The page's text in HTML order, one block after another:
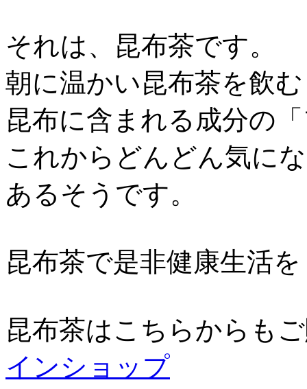
それは、昆布茶です。
朝に温かい昆布茶を飲
昆布に含まれる成分の
これからどんどん気に
あるそうです。
昆布茶で是非健康生活を
昆布茶はこちらからも
インショップ